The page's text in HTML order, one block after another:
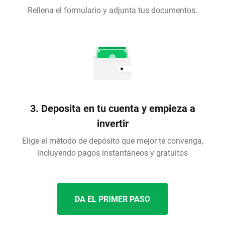
Rellena el formulario y adjunta tus documentos.
3. Deposita en tu cuenta y empieza a
invertir
Elige el método de depósito que mejor te convenga,
incluyendo pagos instantáneos y gratuitos
DA EL PRIMER PASO